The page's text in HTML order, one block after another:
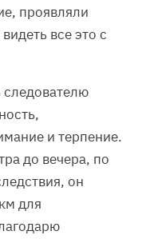
проявляли
все это с
и терпение.
до вечера, по
он
для